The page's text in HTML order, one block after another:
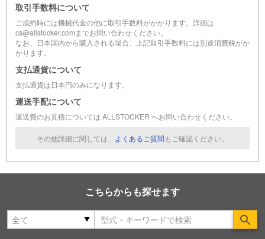
取引手数料について
ご成約時には機械代金の他に取引手数料がかかります。詳細は
cs@allstocker.comまでお問い合わせください。
なお、日本国内から購入される場合、上記取引手数料には別途消費税がか
かります。
支払通貨について
支払通貨は日本円のみになります。
運送手配について
運送費のお見積については ALLSTOCKER へお問い合わせください。
その他詳細に関しては、 よくあるご質問もご確認ください。
こちらからも探せます